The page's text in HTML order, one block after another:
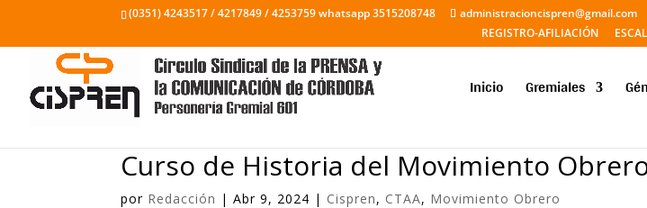
(0351) 4243517 / 4217849 / 4253759 whatsapp 3515208748
administracioncispren@gmail.com
REGISTRO-AFILIACIÓN
Inicio Gremiales
Curso de Historia del Movimiento
por Redacción |Abr 9, 2024 | Cispren, CTAA, Movimiento Obrero